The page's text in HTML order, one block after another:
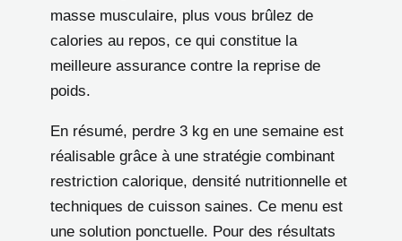
masse musculaire, plus vous brûlez de
calories au repos, ce qui constitue la
meilleure assurance contre la reprise de
poids.
En résumé, perdre 3 kg en une semaine est
réalisable grâce à une stratégie combinant
restriction calorique, densité nutritionnelle et
techniques de cuisson saines. Ce menu est
une solution ponctuelle. Pour des résultats